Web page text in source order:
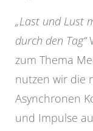
„Last und Lust
durch den Tag“
zum Thema
nutzen wir die
Asynchronen
und Impulse